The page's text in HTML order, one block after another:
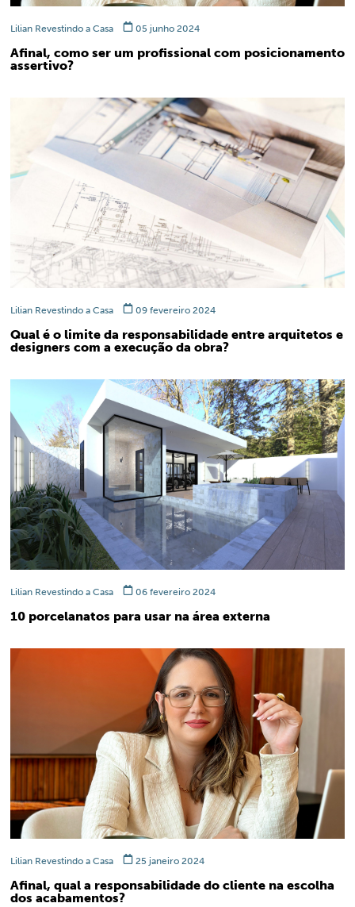
Lilian Revestindo a Casa 05 junho 2024
Afinal, como ser um profissional com posicionamento
assertivo?
Lilian Revestindo a Casa 09 fevereiro 2024
Qual é o limite da responsabilidade entre arquitetos e
designers com a execução da obra?
Lilian Revestindo a Casa 06 fevereiro 2024
10 porcelanatos para usar na área externa
Lilian Revestindo a Casa 25 janeiro 2024
Afinal, qual a responsabilidade do cliente na escolha
dos acabamentos?